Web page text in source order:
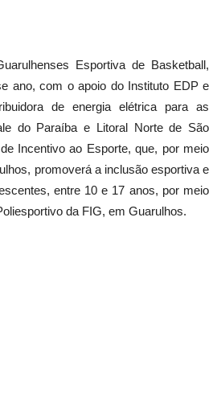
Esportiva de Basketball,
ano, com o apoio do Instituto EDP e
de energia elétrica para as
do Paraíba e Litoral Norte de São
Incentivo ao Esporte, que, por meio
promoverá a inclusão esportiva e
entre 10 e 17 anos, por meio
da FIG, em Guarulhos.